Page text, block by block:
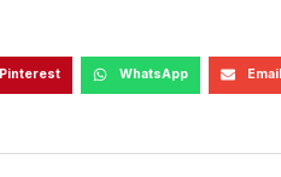
Pinterest WhatsApp Email